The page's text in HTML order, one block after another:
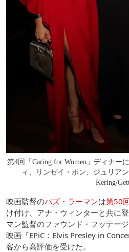
第4回「Caring for Women」ディナー
ィ、リンゼイ・ボン、ジュリア
Kering/
映画監督のバズ・ラーマンは第50
け付け、アナ・ウィンターと共に
マン監督のファウンド・フッテー
映画『EPiC：Elvis Presley in
客から高評価を受けた。